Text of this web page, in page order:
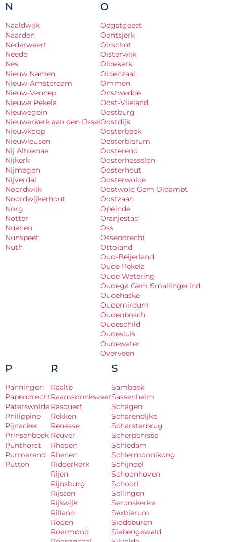
N
Naaldwijk
Naarden
Nederweert
Neede
Nes
Nieuw Namen
Nieuw-Amsterdam
Nieuw-Vennep
Nieuwe Pekela
Nieuwegein
Nieuwerkerk aan den IJssel
Nieuwkoop
Nieuwleusen
Nij Altoenae
Nijkerk
Nijmegen
Nijverdal
Noordwijk
Noordwijkerhout
Norg
Notter
Nuenen
Nunspeet
Nuth
O
Oegstgeest
Oentsjerk
Oirschot
Oisterwijk
Oldekerk
Oldenzaal
Ommen
Onstwedde
Oost-Vlieland
Oostburg
Oostdijk
Oosterbeek
Oosterbierum
Oosterend
Oosterhesselen
Oosterhout
Oosterwolde
Oostwold Gem Oldambt
Oostzaan
Opeinde
Oranjestad
Oss
Ossendrecht
Ottoland
Oud-Beijerland
Oude Pekela
Oude Wetering
Oudega Gem Smallingerlnd
Oudehaske
Oudemirdum
Oudenbosch
Oudeschild
Oudesluis
Oudewater
Overveen
P
Panningen
Papendrecht
Paterswolde
Philippine
Pijnacker
Prinsenbeek
Punthorst
Purmerend
Putten
R
Raalte
Raamsdonksveer
Rasquert
Rekken
Renesse
Reuver
Rheden
Rhenen
Ridderkerk
Rijen
Rijnsburg
Rijssen
Rijswijk
Rilland
Roden
Roermond
S
Sambeek
Sassenheim
Schagen
Scharendijke
Scharsterbrug
Scherpenisse
Schiedam
Schiermonnikoog
Schijndel
Schoonhoven
Schoorl
Sellingen
Serooskerke
Sexbierum
Siddeburen
Siebengewald